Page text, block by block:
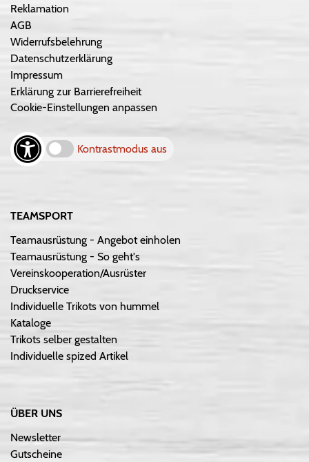
Reklamation
AGB
Widerrufsbelehrung
Datenschutzerklärung
Impressum
Erklärung zur Barrierefreiheit
Cookie-Einstellungen anpassen
Kontrastmodus aus
TEAMSPORT
Teamausrüstung - Angebot einholen
Teamausrüstung - So geht's
Vereinskooperation/Ausrüster
Druckservice
Individuelle Trikots von hummel
Kataloge
Trikots selber gestalten
Individuelle spized Artikel
ÜBER UNS
Newsletter
Gutscheine